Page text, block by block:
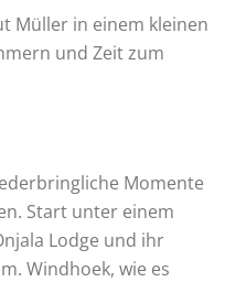
Müller in einem kleinen
und Zeit zum
Momente
Start unter einem
Lodge und ihr
Windhoek, wie es